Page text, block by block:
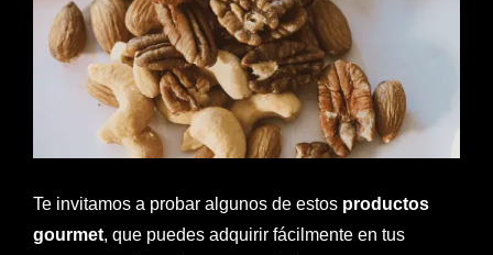
Te invitamos a probar algunos de estos productos
gourmet, que puedes adquirir fácilmente en tus